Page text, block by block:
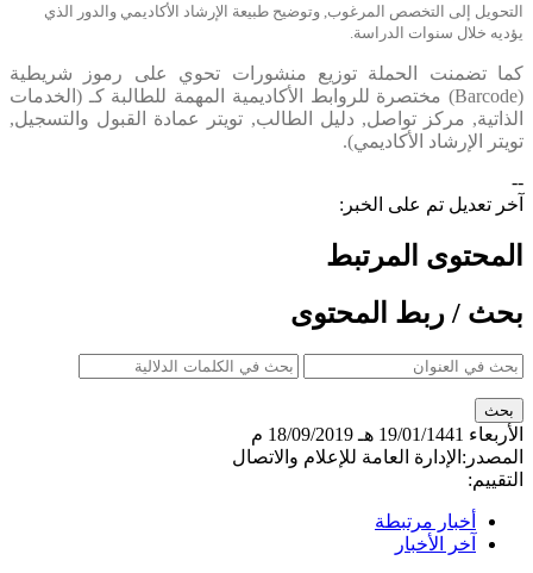
التحويل إلى التخصص المرغوب, وتوضيح طبيعة الإرشاد الأكاديمي والدور الذي
يؤديه خلال سنوات الدراسة.
كما تضمنت الحملة توزيع منشورات تحوي على رموز شريطية
(Barcode) مختصرة للروابط الأكاديمية المهمة للطالبة كـ (الخدمات
الذاتية, مركز تواصل, دليل الطالب, تويتر عمادة القبول والتسجيل,
تويتر الإرشاد الأكاديمي).
--
آخر تعديل تم على الخبر:
المحتوى المرتبط
بحث / ربط المحتوى
الأربعاء 19/01/1441 هـ
18/09/2019 م
المصدر: الإدارة العامة للإعلام والاتصال
التقييم:
أخبار مرتبطة
آخر الأخبار